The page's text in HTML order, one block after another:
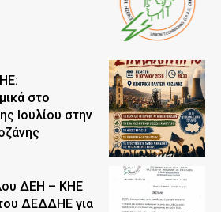
στο
Ιουλίου στην
ΔΕΗ – ΚΗΕ
ΔΕΔΔΗΕ για